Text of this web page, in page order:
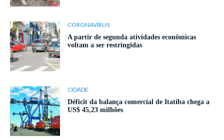
CORONAVÍRUS
A partir de segunda atividades econômicas
voltam a ser restringidas
CIDADE
Déficit da balança comercial de Itatiba chega a
US$ 45,23 milhões